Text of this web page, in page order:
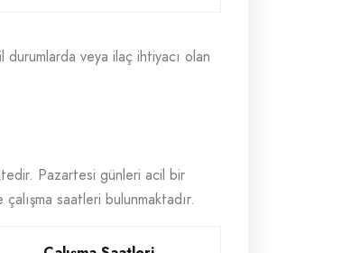
veya ilaç ihtiyacı olan
Pazartesi günleri acil bir
saatleri bulunmaktadır.